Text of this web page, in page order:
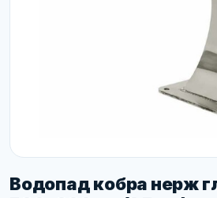
Водопад кобра нерж